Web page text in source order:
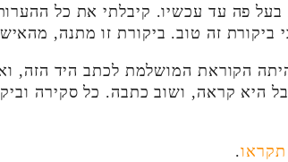
בעל פה עד עכשיו. קיבלתי את כל
ביקורת זה טוב. ביקורת זו מתנה,
הקוראת המושלמת לכתב היד הזה,
היא קראה, ושוב כתבה. כל סקירה
תקראו.